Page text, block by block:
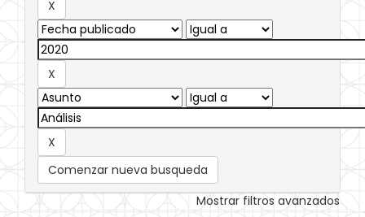
Comenzar nueva busqueda
Mostrar filtros avanzados